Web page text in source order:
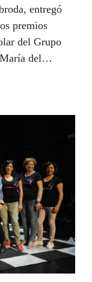
entregó
premios
del Grupo
del
Imbroda
a ser “una
Consejería.